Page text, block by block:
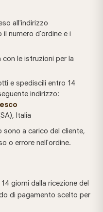
all'indirizzo
il numero d'ordine e i
con le istruzioni per la
e spediscili entro 14
indirizzo:
Italia
sono a carico del cliente,
o errore nell'ordine.
giorni dalla ricezione del
di pagamento scelto per